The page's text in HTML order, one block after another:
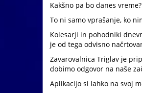
Kakšno pa bo danes vreme?
To ni samo vprašanje, ko
Kolesarji in pohodniki
je od tega odvisno
Zavarovalnica Triglav je
dobimo odgovor na naše
Aplikacijo si lahko na svoj